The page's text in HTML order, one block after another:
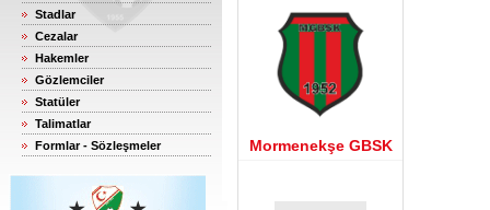
Stadlar
Cezalar
Hakemler
Gözlemciler
Statüler
Talimatlar
Formlar - Sözleşmeler
Mormenekşe GBSK